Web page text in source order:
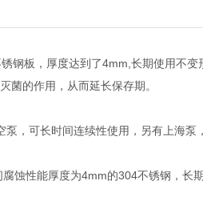
钢板，厚度达到了4mm,长期使用不变
菌的作用，从而延长保存期。
，可长时间连续性使用，另有上海泵
蚀性能厚度为4mm的304不锈钢，长